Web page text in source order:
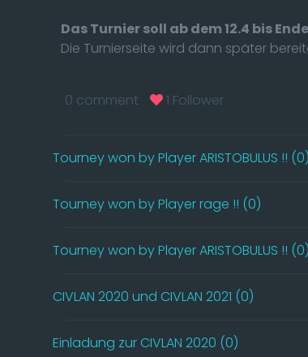
Das Turnier soll ab dem 12.4 bis
Die Turnierseite wird dann später
0 comment 1 Follower
Tourney won by Player ARISTOBULUS !! (0)
Tourney won by Player rage !! (0)
Tourney won by Player ARISTOBULUS !! (0)
CIVLAN 2020 und CIVLAN 2021 (0)
Einladung zur CIVLAN 2020 (0)